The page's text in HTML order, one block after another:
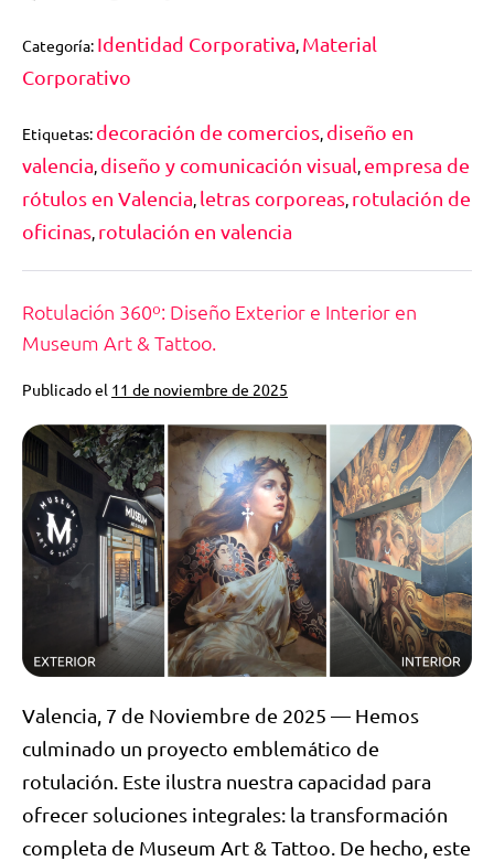
Categoría: Identidad Corporativa, Material
Corporativo
Etiquetas: decoración de comercios, diseño en
valencia, diseño y comunicación visual, empresa de
rótulos en Valencia, letras corporeas, rotulación de
oficinas, rotulación en valencia
Rotulación 360º: Diseño Exterior e Interior en
Museum Art & Tattoo.
Publicado el 11 de noviembre de 2025
Valencia, 7 de Noviembre de 2025 — Hemos
culminado un proyecto emblemático de
rotulación. Este ilustra nuestra capacidad para
ofrecer soluciones integrales: la transformación
completa de Museum Art & Tattoo. De hecho, este